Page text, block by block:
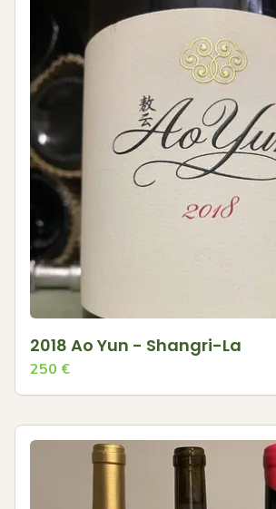
2018 Ao Yun - Shangri-La
250 €